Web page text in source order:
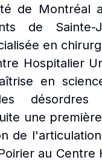
de Montréal
de Sainte-
en
Hospitalier
en
désordres
une
de
au Centre